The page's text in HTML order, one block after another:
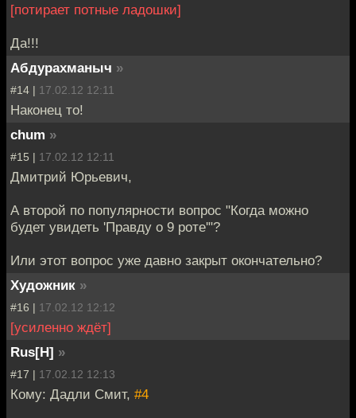
[потирает потные ладошки]
Да!!!
Абдурахманыч »
#14 | 17.02.12 12:11
Наконец то!
chum »
#15 | 17.02.12 12:11
Дмитрий Юрьевич,
А второй по популярности вопрос "Когда можно
будет увидеть 'Правду о 9 роте'"?
Или этот вопрос уже давно закрыт окончательно?
Художник »
#16 | 17.02.12 12:12
[усиленно ждёт]
Rus[H] »
#17 | 17.02.12 12:13
Кому: Дадли Смит, #4